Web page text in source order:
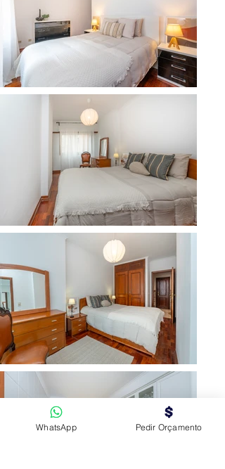
WhatsApp Pedir Orçamento